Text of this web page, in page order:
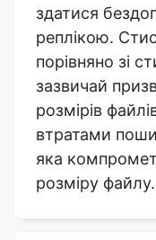
зазвичай
розмірів
втратами
яка
розміру файлу.
Як працює